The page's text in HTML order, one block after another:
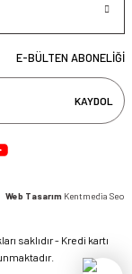
E-BÜLTEN ABONELİĞİ
KAYDOL
Web Tasarım Kentmedia Seo
saklıdır - Kredi kartı